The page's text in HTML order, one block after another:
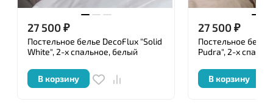
насчитывающей почти два десятилетия, опыт
DecoFlux в текстильной промышленности является
свидетельством глубины знаний и долговечности
обязательств.
27 500₽
Постельное белье DecoFlux "Solid
White", 2-х спальное, белый
В корзину
27 500₽
Постельное
Pudra", 2-х
В корзину